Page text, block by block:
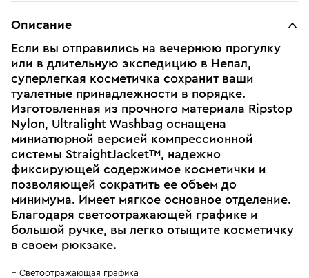
Описание
Если вы отправились на вечернюю прогулку
или в длительную экспедицию в Непал,
суперлегкая косметичка сохранит ваши
туалетные принадлежности в порядке.
Изготовленная из прочного материала Ripstop
Nylon, Ultralight Washbag оснащена
миниатюрной версией компрессионной
системы StraightJacket™, надежно
фиксирующей содержимое косметички и
позволяющей сократить ее объем до
минимума. Имеет мягкое основное отделение.
Благодаря светоотражающей графике и
большой ручке, вы легко отыщите косметичку
в своем рюкзаке.
Светоотражающая графика